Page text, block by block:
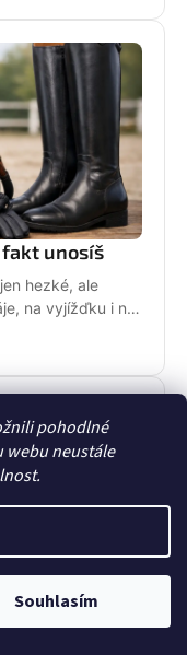
pohodlné
webu neustále
Souhlasím
unosíš
hezké, ale
na vyjížďku i na
správně